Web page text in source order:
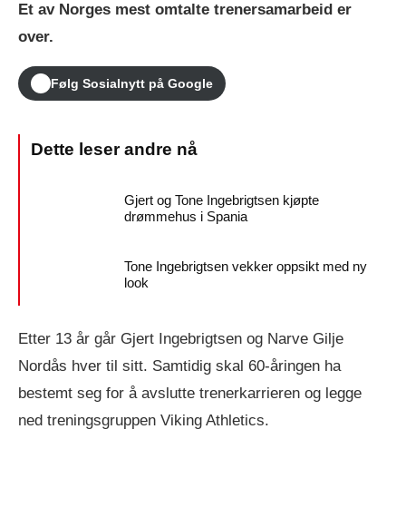
Et av Norges mest omtalte trener­samarbeid er
over.
Følg Sosialnytt på Google
Gjert og Tone Ingebrigtsen kjøpte
drømmehus i Spania
Tone Ingebrigtsen vekker oppsikt med ny
look
Etter 13 år går Gjert Ingebrigtsen og Narve Gilje
Nordås hver til sitt. Samtidig skal 60-åringen ha
bestemt seg for å avslutte trenerkarrieren og legge
ned treningsgruppen Viking Athletics.